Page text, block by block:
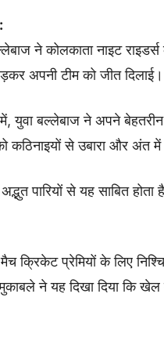
ने कोलकाता नाइट
अपनी टीम को जीत दिलाई।
युवा बल्लेबाज ने अपने बेहतरीन
कठिनाइयों से उबारा और अंत में
पारियों से यह साबित
क्रिकेट प्रेमियों के लिए
ने यह दिखा दिया कि